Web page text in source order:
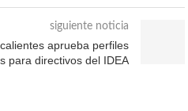
siguiente noticia
aprueba perfiles
para directivos del IDEA